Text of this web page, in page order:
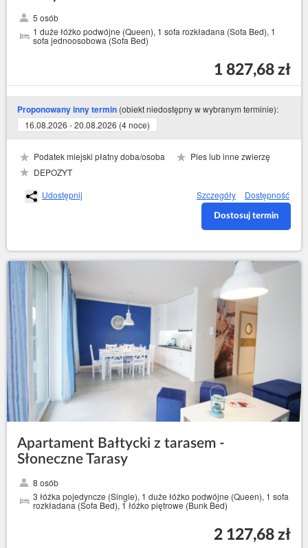
5 osób
1 duże łóżko podwójne (Queen), 1 sofa rozkładana (Sofa Bed), 1
sofa jednoosobowa (Sofa Bed)
1 827,68 zł
Proponowany inny termin (obiekt niedostępny w wybranym terminie):
16.08.2026 - 20.08.2026 (4 noce)
Podatek miejski płatny doba/osoba
Pies lub inne zwierzę
DEPOZYT
Udostępnij
Szczegóły Dostępność
Dostosuj termin
Apartament Bałtycki z tarasem -
Słoneczne Tarasy
8 osób
3 łóżka pojedyncze (Single), 1 duże łóżko podwójne (Queen), 1 sofa
rozkładana (Sofa Bed), 1 łóżko piętrowe (Bunk Bed)
2 127,68 zł